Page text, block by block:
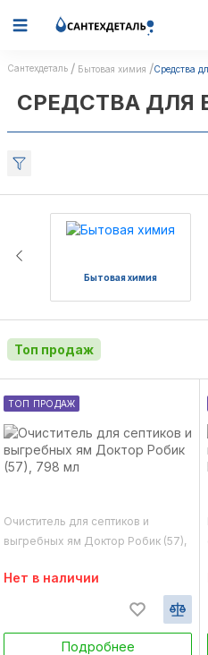
Сантехдеталь Бытовая химия Средства
СРЕДСТВА ДЛЯ
Бытовая химия
Топ продаж
ТОП ПРОДАЖ
Очиститель для септиков и
выгребных ям Доктор Робик (57),
Нет в наличии
Подробнее